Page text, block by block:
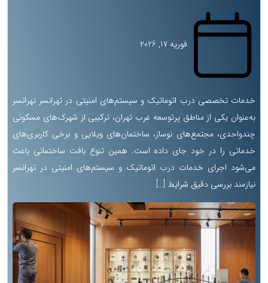
فوریه 17, 2026
خدمات تخصصی درب اتوماتیک و سیستم‌های امنیتی در تهرانسر تهرانسر
به‌عنوان یکی از مناطق پرتوسعه غرب تهران، ترکیبی از شهرک‌های مسکونی
چندواحدی، مجتمع‌های نوساز، ساختمان‌های ویلایی و برخی کاربری‌های
خدماتی را در خود جای داده است. همین تنوع بافت ساختمانی باعث
می‌شود اجرای خدمات درب اتوماتیک و سیستم‌های امنیتی در تهرانسر
نیازمند بررسی دقیق شرایط […]